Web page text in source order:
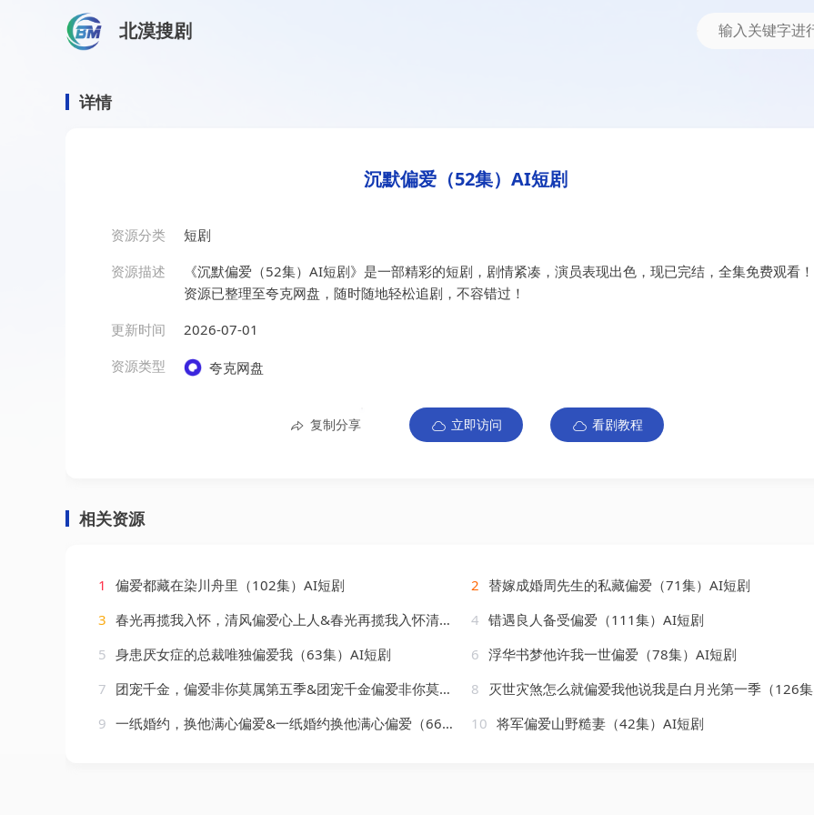
北漠搜剧
详情
沉默偏爱（52集）AI短剧
资源分类
短剧
资源描述
《沉默偏爱（52集）AI短剧》是一部精彩的短剧，剧情紧凑，演员表现出色，现已完结，全集免费观看！
资源已整理至夸克网盘，随时随地轻松追剧，不容错过！
更新时间
2026-07-01
资源类型
夸克网盘
复制分享 立即访问 看剧教程
相关资源
1 偏爱都藏在染川舟里（102集）AI短剧 2 替嫁成婚周先生的私藏偏爱（71集）AI短剧
3 春光再揽我入怀，清风偏爱心上人&春光再揽我入怀清风偏爱心上人（132集）AI短剧 4 错遇良人备受偏爱（111集）AI短剧
5 身患厌女症的总裁唯独偏爱我（63集）AI短剧 6 浮华书梦他许我一世偏爱（78集）AI短剧
7 团宠千金，偏爱非你莫属第五季&团宠千金偏爱非你莫属第五季（77集）AI短剧 8
灭世灾煞怎么就偏爱我他说我是白月光第一季（126集）AI短剧
9 一纸婚约，换他满心偏爱&一纸婚约换他满心偏爱（66集）AI短剧 10 将军偏爱山野糙妻（42集）AI短剧